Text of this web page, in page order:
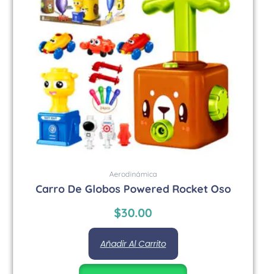
Aerodinámica
Carro De Globos Powered Rocket Oso
$30.00
Añadir Al Carrito